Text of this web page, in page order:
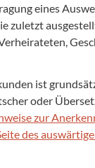
eines
zuletzt
ist
oder
zur
des